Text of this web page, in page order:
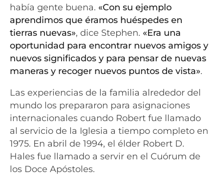
había gente buena. «Con su ejemplo
aprendimos que éramos huéspedes en
tierras nuevas», dice Stephen. «Era una
oportunidad para encontrar nuevos amigos y
nuevos significados y para pensar de nuevas
maneras y recoger nuevos puntos de vista».
Las experiencias de la familia alrededor del
mundo los prepararon para asignaciones
internacionales cuando Robert fue llamado
al servicio de la Iglesia a tiempo completo en
1975. En abril de 1994, el élder Robert D.
Hales fue llamado a servir en el Cuórum de
los Doce Apóstoles.